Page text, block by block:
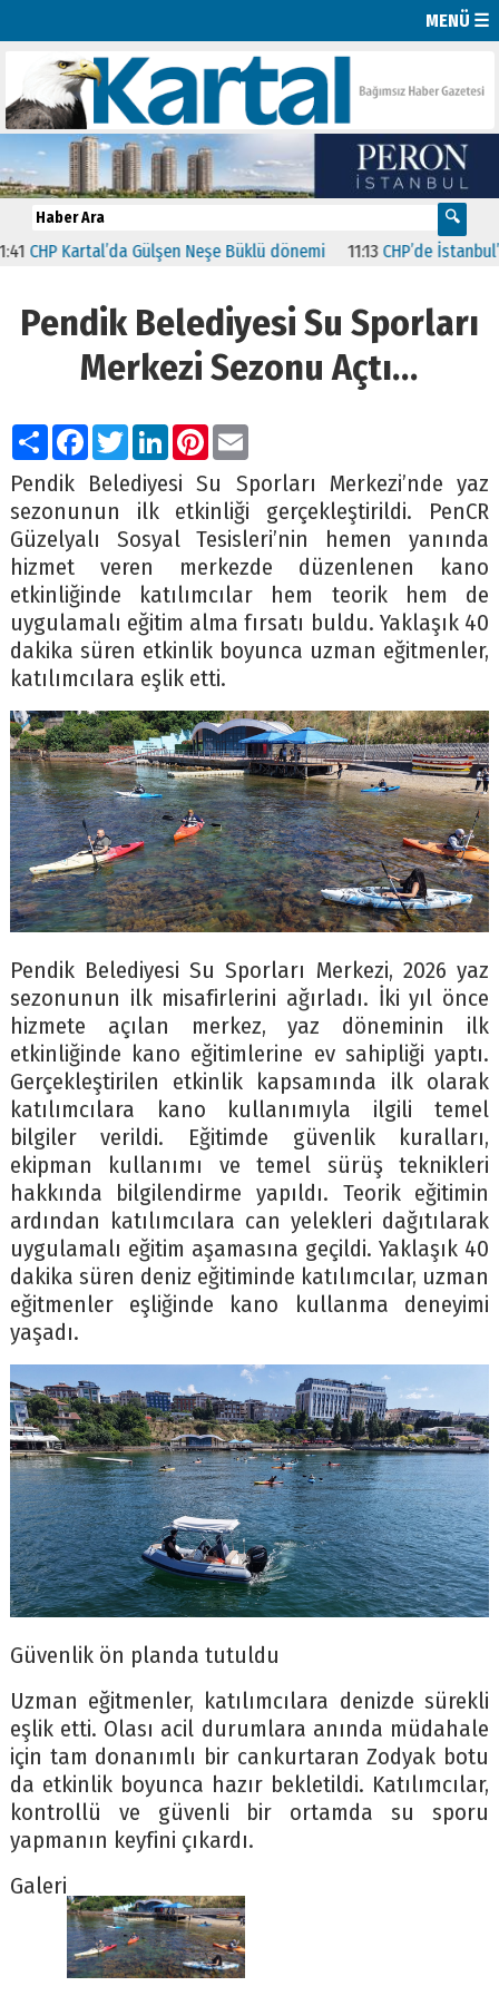
MENÜ ☰
Kartal’da Gülşen Neşe Büklü dönemi 11:13 CHP’de
Pendik Belediyesi Su Sporları
Merkezi Sezonu Açtı…
PaylaşFacebook
TwitterLinkedIn
Pinterest
Email
Pendik Belediyesi Su Sporları Merkezi’nde yaz
sezonunun ilk etkinliği gerçekleştirildi. PenCR
Güzelyalı Sosyal Tesisleri’nin hemen yanında
hizmet veren merkezde düzenlenen kano
etkinliğinde katılımcılar hem teorik hem de
uygulamalı eğitim alma fırsatı buldu. Yaklaşık 40
dakika süren etkinlik boyunca uzman eğitmenler,
katılımcılara eşlik etti.
Pendik Belediyesi Su Sporları Merkezi, 2026 yaz
sezonunun ilk misafirlerini ağırladı. İki yıl önce
hizmete açılan merkez, yaz döneminin ilk
etkinliğinde kano eğitimlerine ev sahipliği yaptı.
Gerçekleştirilen etkinlik kapsamında ilk olarak
katılımcılara kano kullanımıyla ilgili temel
bilgiler verildi. Eğitimde güvenlik kuralları,
ekipman kullanımı ve temel sürüş teknikleri
hakkında bilgilendirme yapıldı. Teorik eğitimin
ardından katılımcılara can yelekleri dağıtılarak
uygulamalı eğitim aşamasına geçildi. Yaklaşık 40
dakika süren deniz eğitiminde katılımcılar, uzman
eğitmenler eşliğinde kano kullanma deneyimi
yaşadı.
Güvenlik ön planda tutuldu
Uzman eğitmenler, katılımcılara denizde sürekli
eşlik etti. Olası acil durumlara anında müdahale
için tam donanımlı bir cankurtaran Zodyak botu
da etkinlik boyunca hazır bekletildi. Katılımcılar,
kontrollü ve güvenli bir ortamda su sporu
yapmanın keyfini çıkardı.
Galeri